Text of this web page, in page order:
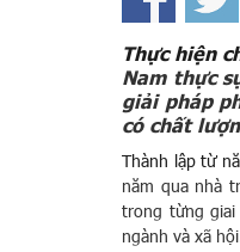
Thực hiện
Nam thực
giải pháp
có chất
Thành lập từ
năm qua nhà
trong từng giai
ngành và xã